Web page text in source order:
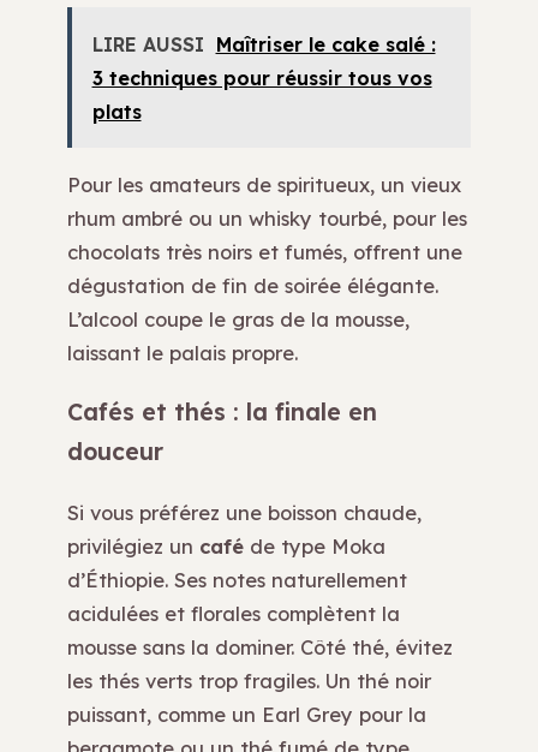
LIRE AUSSI Maîtriser le cake salé :
3 techniques pour réussir tous vos
plats
Pour les amateurs de spiritueux, un vieux
rhum ambré ou un whisky tourbé, pour les
chocolats très noirs et fumés, offrent une
dégustation de fin de soirée élégante.
L’alcool coupe le gras de la mousse,
laissant le palais propre.
Cafés et thés : la finale en
douceur
Si vous préférez une boisson chaude,
privilégiez un café de type Moka
d’Éthiopie. Ses notes naturellement
acidulées et florales complètent la
mousse sans la dominer. Côté thé, évitez
les thés verts trop fragiles. Un thé noir
puissant, comme un Earl Grey pour la